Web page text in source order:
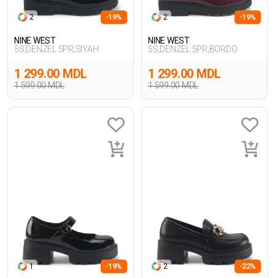
2 -19%
NINE WEST
5S,DENZEL 5PR,SIYAH
1 599.00 MDL
1 299.00 MDL
2 -19%
NINE WEST
5S,DENZEL 5PR,BORDO
1 599.00 MDL
1 299.00 MDL
1 -19% 2 -22%